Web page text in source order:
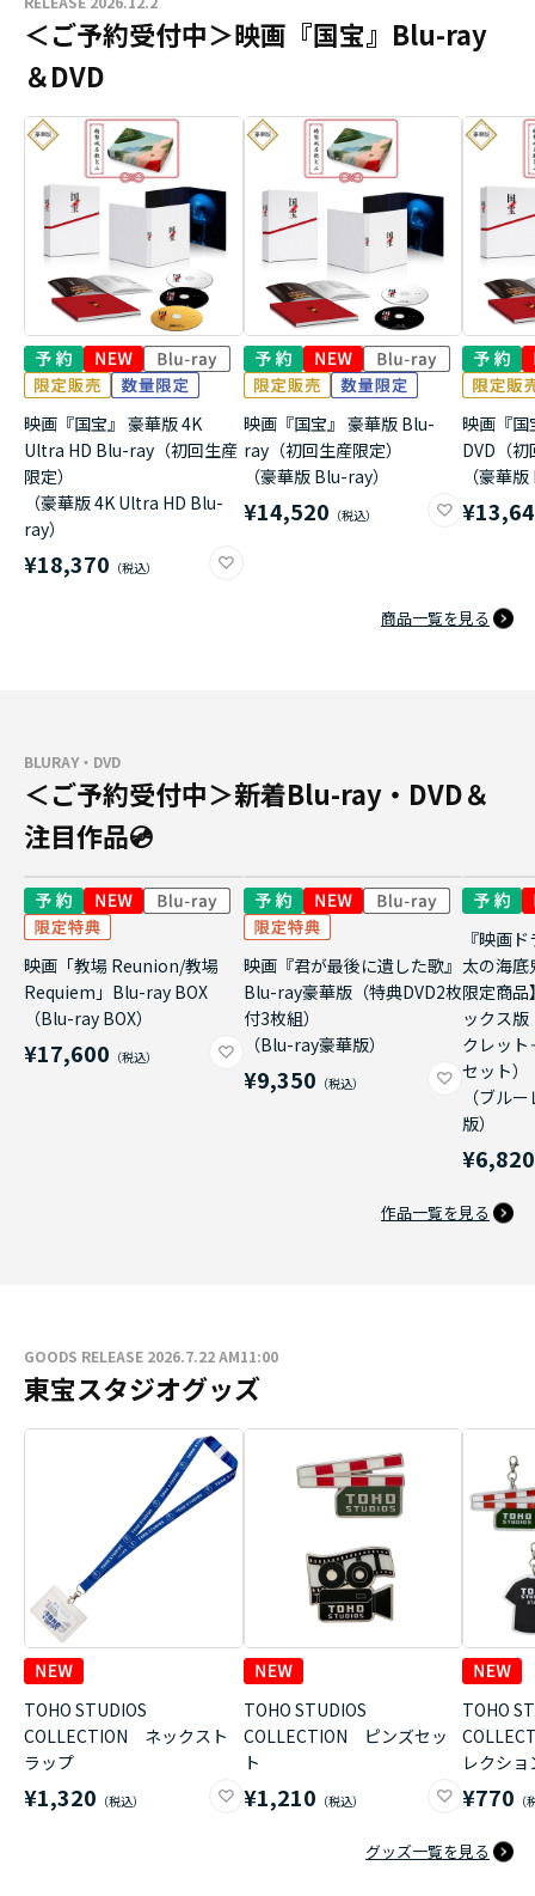
＜ご予約受付中＞映画『国宝』Blu-ray
＆DVD
映画『国宝』 豪華版 4K
Ultra HD Blu-ray（初回生産
限定）
（豪華版 4K Ultra HD Blu-
ray）
¥18,370
映画『国宝』 豪華版 Blu-
ray（初回生産限定）
（豪華版 Blu-ray）
¥14,520
映画『国
DVD（
（豪華
商品一覧を見る
BLURAY・DVD
＜ご予約受付中＞新着Blu-ray・DVD＆
注目作品💿
映画「教場 Reunion/教場
Requiem」Blu-ray BOX
（Blu-ray BOX）
¥17,600
映画『君が最後に遺した歌』
Blu-ray豪華版（特典DVD2枚
付3枚組）
（Blu-ray豪華版）
¥9,350
『映画
太の海底
限定商品
ックス
クレッ
セット）
（ブル
版）
¥6,820
作品一覧を見る
GOODS RELEASE 2026.7.22 AM11:00
東宝スタジオグッズ
TOHO STUDIOS
COLLECTION ネックスト
ラップ
¥1,320
TOHO STUDIOS
COLLECTION ピンズセッ
ト
¥1,210
TOHO
レクシ
¥770
グッズ一覧を見る